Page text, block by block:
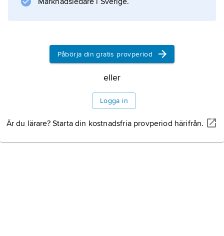
Påbörja din gratis provperiod
eller
Logga in
Är du lärare? Starta din kostnadsfria provperiod härifrån.